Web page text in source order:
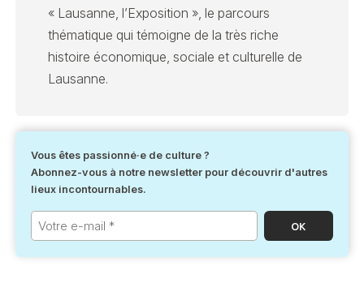
« Lausanne, l’Exposition », le parcours
thématique qui témoigne de la très riche
histoire économique, sociale et culturelle de
Lausanne.
Vous êtes passionné·e de culture ?
Abonnez-vous à notre newsletter pour découvrir d'autres
lieux incontournables.
Votre
e-
mail